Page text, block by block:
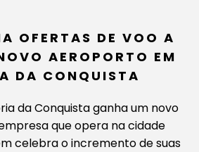
OFERTAS DE VOO A
AEROPORTO EM
DA CONQUISTA
da Conquista ganha um novo
que opera na cidade
celebra o incremento de suas